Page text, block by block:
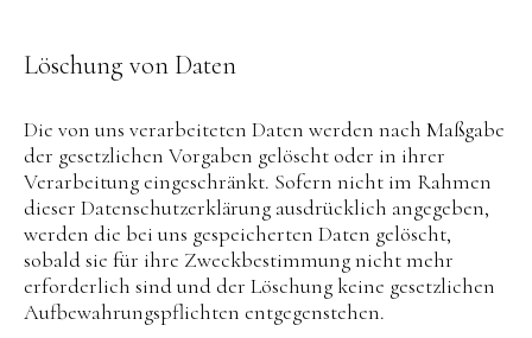
Löschung von Daten
Die von uns verarbeiteten Daten werden nach Maßgabe
der gesetzlichen Vorgaben gelöscht oder in ihrer
Verarbeitung eingeschränkt. Sofern nicht im Rahmen
dieser Datenschutzerklärung ausdrücklich angegeben,
werden die bei uns gespeicherten Daten gelöscht,
sobald sie für ihre Zweckbestimmung nicht mehr
erforderlich sind und der Löschung keine gesetzlichen
Aufbewahrungspflichten entgegenstehen.